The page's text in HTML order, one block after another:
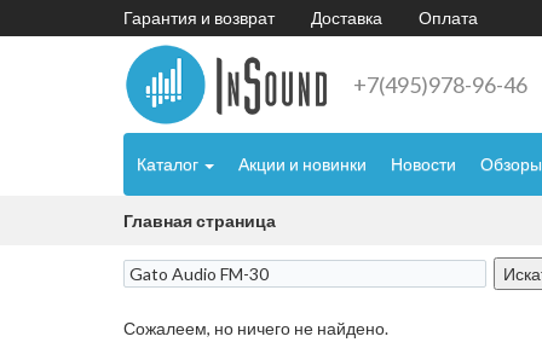
Гарантия и возврат Доставка Оплата
+7(495)978-96-46
Каталог Акции и новинки Новости Обзоры
Главная страница
Сожалеем, но ничего не найдено.